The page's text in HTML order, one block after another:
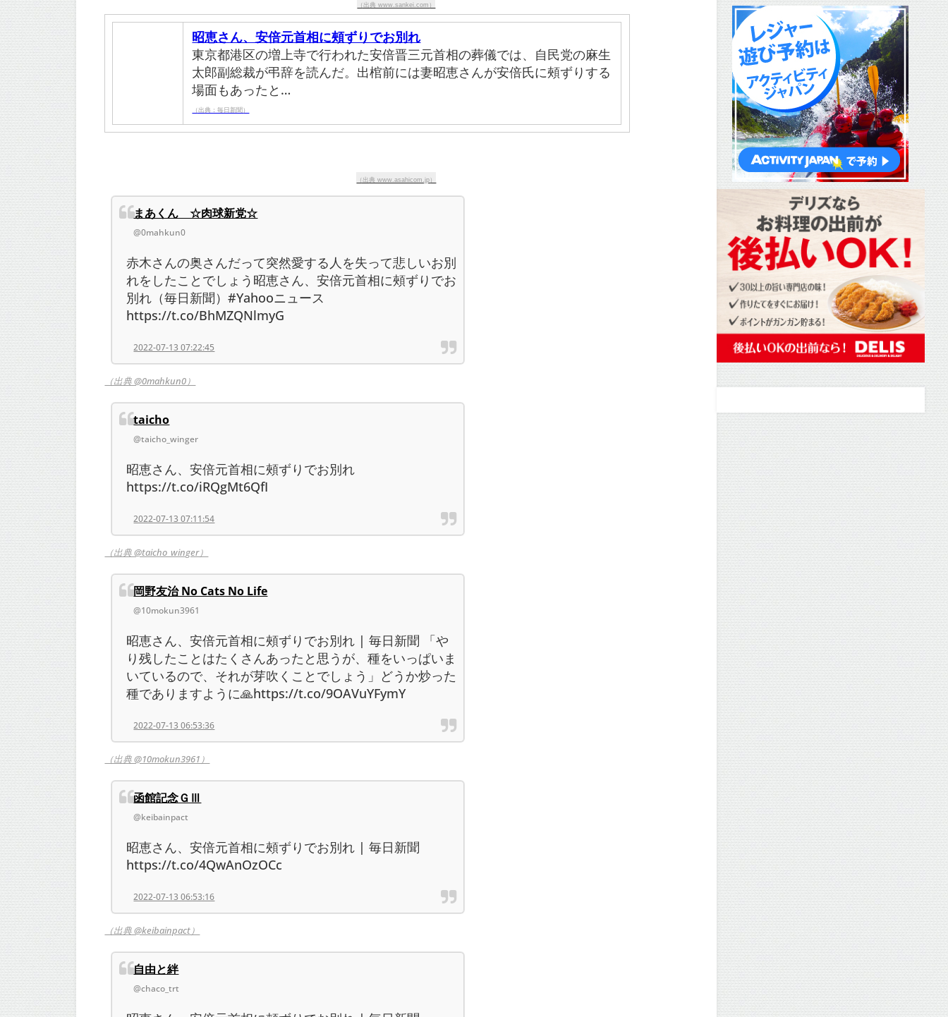
（出典 www.sankei.com）
昭恵さん、安倍元首相に頰ずりでお別れ
東京都港区の増上寺で行われた安倍晋三元首相の葬儀では、自民党の麻生
太郎副総裁が弔辞を読んだ。出棺前には妻昭恵さんが安倍氏に頰ずりする
場面もあったと…
（出典：毎日新聞）
（出典 www.asahicom.jp）
まあくん ☆肉球新党☆
@0mahkun0
赤木さんの奥さんだって突然愛する人を失って悲しいお別
れをしたことでしょう昭恵さん、安倍元首相に頰ずりでお
別れ（毎日新聞）#Yahooニュース
https://t.co/BhMZQNlmyG
2022-07-13 07:22:45
（出典 @0mahkun0）
taicho
@taicho_winger
昭恵さん、安倍元首相に頰ずりでお別れ
https://t.co/iRQgMt6QfI
2022-07-13 07:11:54
（出典 @taicho_winger）
岡野友治 No Cats No Life
@10mokun3961
昭恵さん、安倍元首相に頰ずりでお別れ | 毎日新聞 「や
り残したことはたくさんあったと思うが、種をいっぱいま
いているので、それが芽吹くことでしょう」どうか炒った
種でありますように🙏https://t.co/9OAVuYFymY
2022-07-13 06:53:36
（出典 @10mokun3961）
函館記念ＧⅢ
@keibainpact
昭恵さん、安倍元首相に頰ずりでお別れ | 毎日新聞
https://t.co/4QwAnOzOCc
2022-07-13 06:53:16
（出典 @keibainpact）
自由と絆
@chaco_trt